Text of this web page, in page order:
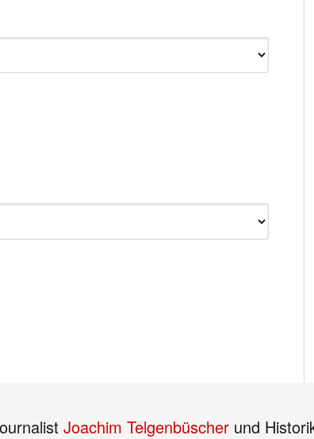
Joachim Telgenbüscher und